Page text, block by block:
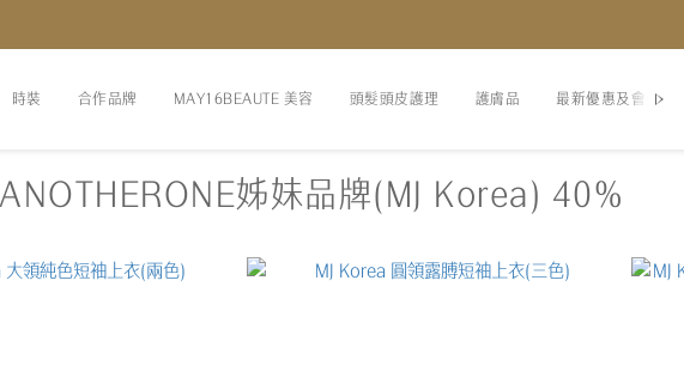
時裝 合作品牌 MAY16BEAUTE 美容 頭髮頭皮護理 護膚品 最新優惠及會員福利
姊妹品牌(MJ Korea) 40%